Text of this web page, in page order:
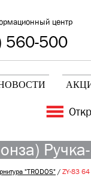
центр
560-500
"TRODOS"/ZY-83